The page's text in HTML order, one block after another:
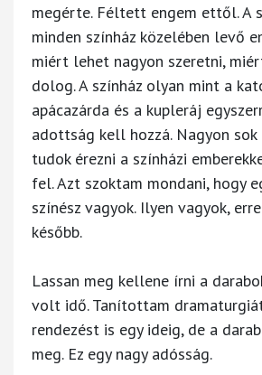
megérte. Féltett engem ettől. A
minden színház közelében levő
miért lehet nagyon szeretni,
dolog. A színház olyan mint a
apácazárda és a kupleráj
adottság kell hozzá. Nagyon sok
tudok érezni a színházi
fel. Azt szoktam mondani, hogy
színész vagyok. Ilyen vagyok,
később.
Lassan meg kellene írni a
volt idő. Tanítottam
rendezést is egy ideig, de a
meg. Ez egy nagy adósság.